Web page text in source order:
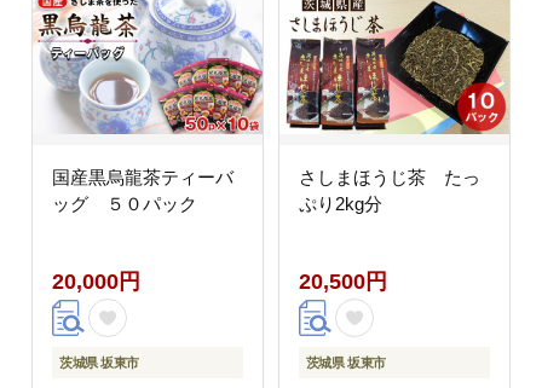
国産黒烏龍茶ティーバ
ッグ ５０パック
20,000円
茨城県 坂東市
さしまほうじ茶 たっ
ぷり2kg分
20,500円
茨城県 坂東市